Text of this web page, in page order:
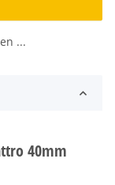
...
40mm